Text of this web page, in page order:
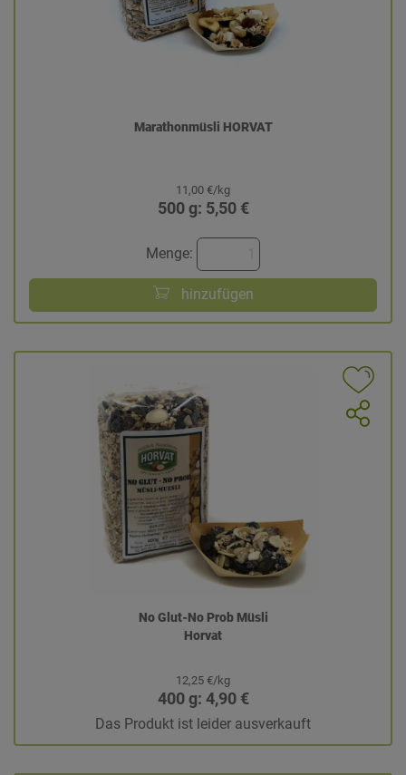
Marathonmüsli HORVAT
11,00 €/kg
500 g: 5,50 €
Menge:
hinzufügen
No Glut-No Prob Müsli
Horvat
12,25 €/kg
400 g: 4,90 €
Das Produkt ist leider ausverkauft